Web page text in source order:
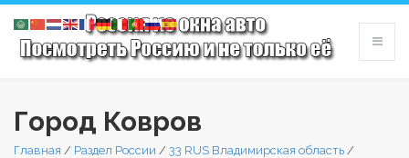
Город Ковров
Главная / Раздел России / 33 RUS Владимирская область /